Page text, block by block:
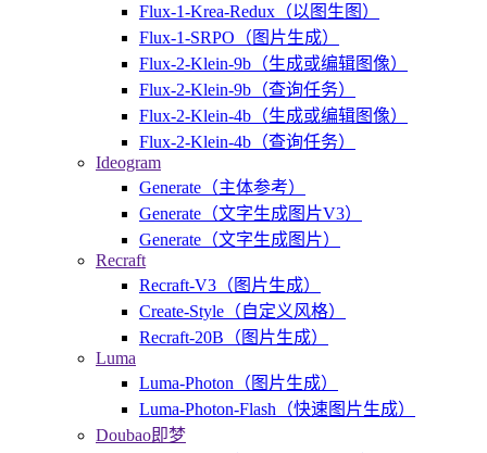
Flux-1-Krea-Redux（以图生图）
Flux-1-SRPO（图片生成）
Flux-2-Klein-9b（生成或编辑图像）
Flux-2-Klein-9b（查询任务）
Flux-2-Klein-4b（生成或编辑图像）
Flux-2-Klein-4b（查询任务）
Ideogram
Generate（主体参考）
Generate（文字生成图片V3）
Generate（文字生成图片）
Recraft
Recraft-V3（图片生成）
Create-Style（自定义风格）
Recraft-20B（图片生成）
Luma
Luma-Photon（图片生成）
Luma-Photon-Flash（快速图片生成）
Doubao即梦